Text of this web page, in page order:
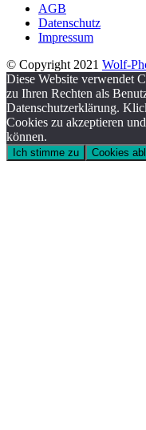
AGB
Datenschutz
Impressum
© Copyright 2021 Wolf-
Diese Website verwendet
zu Ihren Rechten als
Datenschutzerklärung.
Cookies zu akzeptieren
können.
Ich stimme zu Cookies